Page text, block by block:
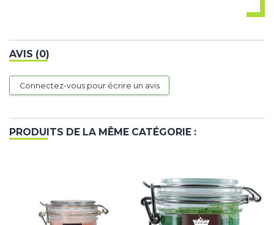
AVIS (0)
Connectez-vous pour écrire un avis
PRODUITS DE LA MÊME CATÉGORIE :